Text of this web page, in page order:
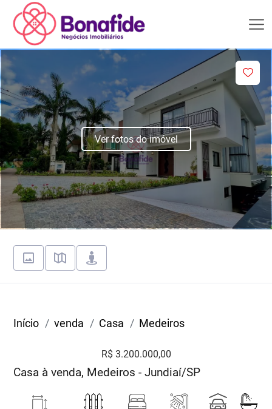
Ver fotos do imóvel
Início venda Casa Medeiros
R$ 3.200.000,00
Casa à venda, Medeiros - Jundiaí/SP